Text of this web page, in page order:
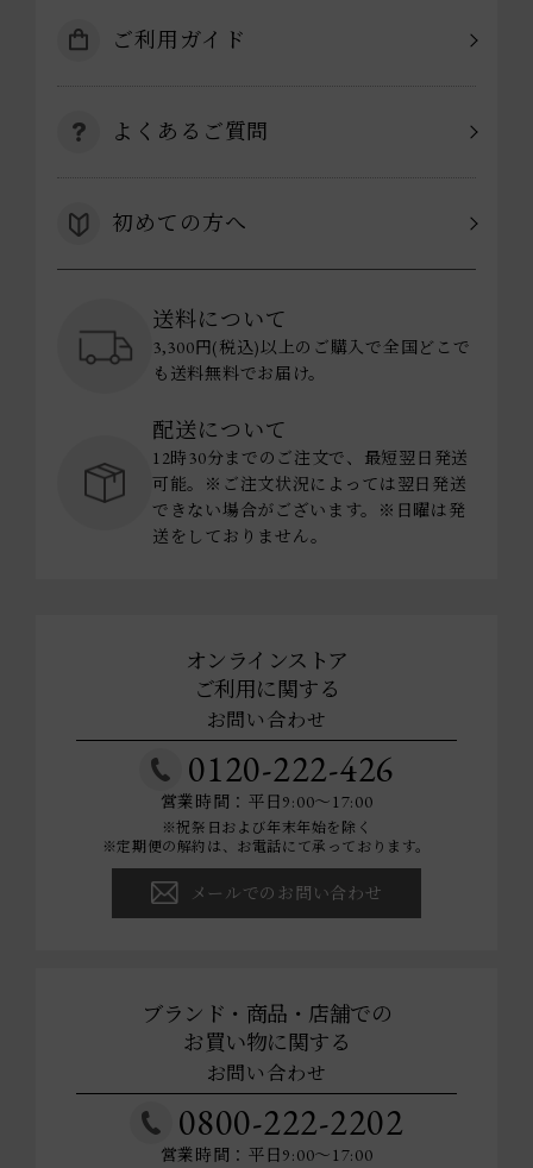
ご利用ガイド
よくあるご質問
初めての方へ
送料について
3,300円(税込)以上のご購入で全国どこで
も送料無料でお届け。
配送について
12時30分までのご注文で、最短翌日発送
可能。※ご注文状況によっては翌日発送
できない場合がございます。※日曜は発
送をしておりません。
オンラインストア
ご利用に関する
お問い合わせ
0120-222-426
営業時間：平日9:00～17:00
※祝祭日および年末年始を除く
※定期便の解約は、お電話にて承っております。
メールでのお問い合わせ
ブランド・商品・店舗での
お買い物に関する
お問い合わせ
0800-222-2202
営業時間：平日9:00～17:00